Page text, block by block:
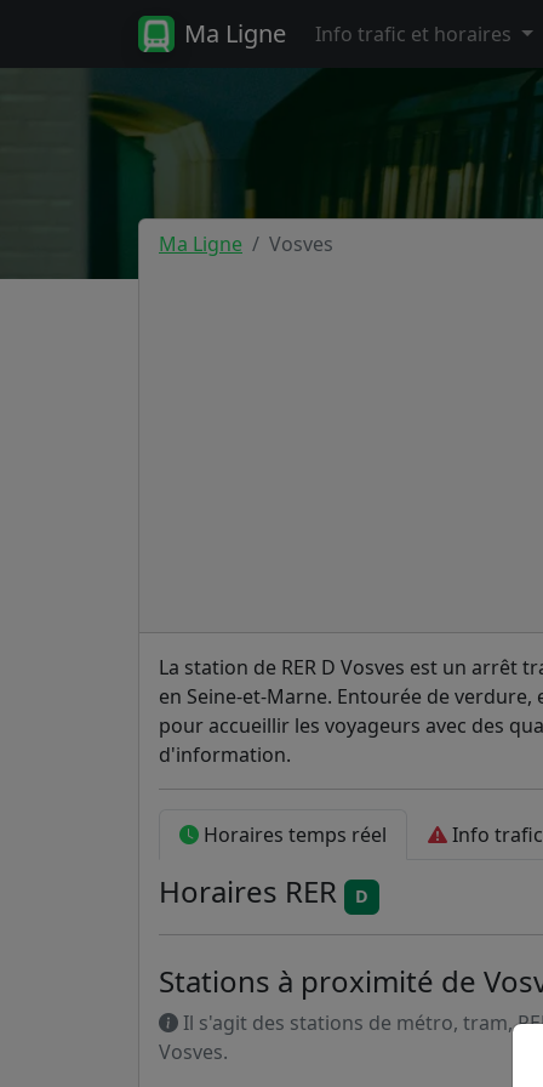
Ma Ligne Info trafic et horaires
Ma Ligne Vosves
La station de RER D Vosves est un arrêt
en Seine-et-Marne. Entourée de
pour accueillir les voyageurs avec des
d'information.
Horaires temps réel Info trafic
Horaires RER D
Stations à proximité de
Il s'agit des stations de métro, tram,
Vosves.